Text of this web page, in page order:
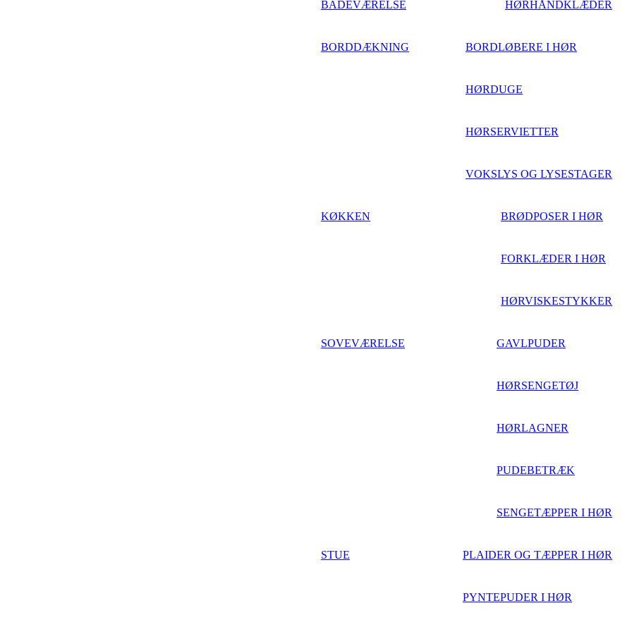
BADEVÆRELSE HØRHÅNDKLÆDER
BORDDÆKNING BORDLØBERE I HØR
HØRDUGE
HØRSERVIETTER
VOKSLYS OG LYSESTAGER
KØKKEN BRØDPOSER I HØR
FORKLÆDER I HØR
HØRVISKESTYKKER
SOVEVÆRELSE GAVLPUDER
HØRSENGETØJ
HØRLAGNER
PUDEBETRÆK
SENGETÆPPER I HØR
STUE PLAIDER OG TÆPPER I HØR
PYNTEPUDER I HØR